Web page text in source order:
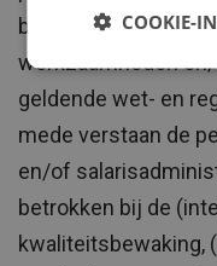
beschikken voor de
werkzaamheden
geldende wet- en
mede verstaan de
en/of
betrokken bij de
kwaliteitsbewaking,
COOKIE-